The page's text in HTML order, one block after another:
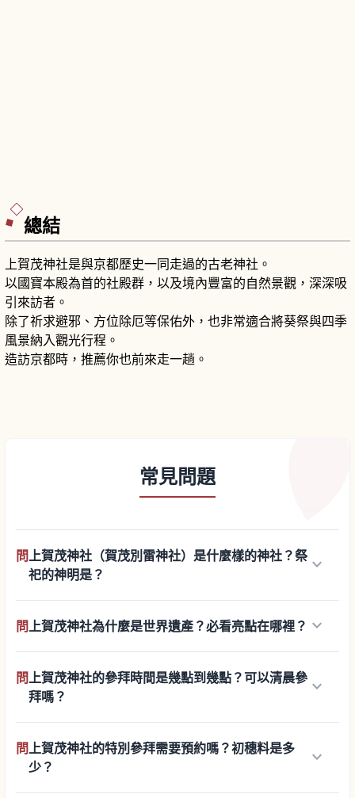
總結
上賀茂神社是與京都歷史一同走過的古老神社。
以國寶本殿為首的社殿群，以及境內豐富的自然景觀，深深吸
引來訪者。
除了祈求避邪、方位除厄等保佑外，也非常適合將葵祭與四季
風景納入觀光行程。
造訪京都時，推薦你也前來走一趟。
常見問題
問上賀茂神社（賀茂別雷神社）是什麼樣的神社？祭
祀的神明是？
keyboard_arrow_down
問上賀茂神社為什麼是世界遺產？必看亮點在哪裡？ keyboard_arrow_down
問上賀茂神社的參拜時間是幾點到幾點？可以清晨參
拜嗎？
keyboard_arrow_down
問上賀茂神社的特別參拜需要預約嗎？初穗料是多
少？
keyboard_arrow_down